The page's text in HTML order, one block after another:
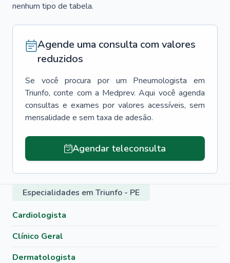
nenhum tipo de tabela.
Agende uma consulta com valores
reduzidos
Se você procura por um Pneumologista
em
Triunfo, conte com a Medprev. Aqui você agenda
consultas e exames por valores acessíveis, sem
mensalidade e sem taxa de adesão.
Agendar teleconsulta
Especialidades em Triunfo - PE
Cardiologista
Clínico Geral
Dermatologista